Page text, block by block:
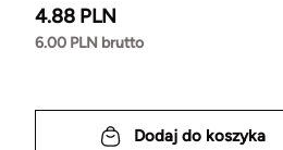
4.88 PLN
6.00 PLN brutto
Dodaj do koszyka